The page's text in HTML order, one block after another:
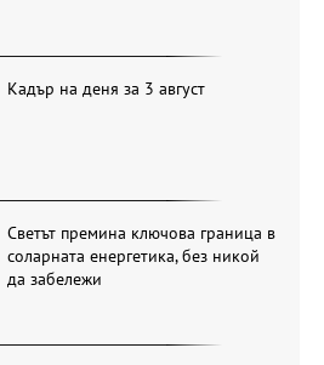
Кадър на деня за 3 август
Светът премина ключова граница в
соларната енергетика, без никой
да забележи